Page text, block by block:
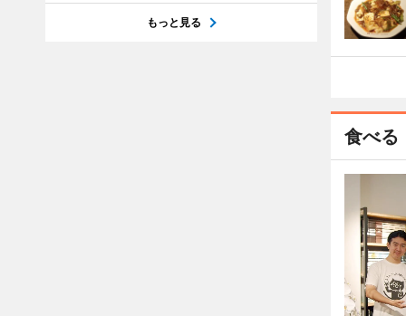
食べる
もっと見る